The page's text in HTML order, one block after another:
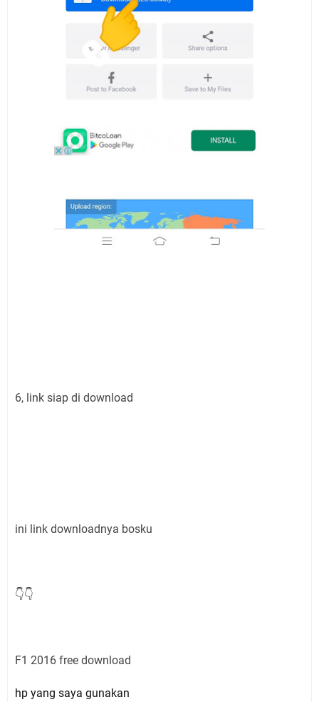
6, link siap di download
ini link downloadnya bosku
👇👇
F1 2016 free download
hp yang saya gunakan